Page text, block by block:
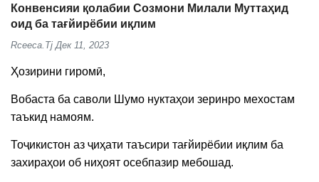
Конвенсияи қолабии Созмони Милали Муттаҳид
оид ба тағйирёбии иқлим
Rceeca.tj Дек 11, 2023
Ҳозирини гиромӣ,
Вобаста ба саволи Шумо нуктаҳои зеринро мехостам
таъкид намоям.
Тоҷикистон аз ҷиҳати таъсири тағйирёбии иқлим ба
захираҳои об ниҳоят осебпазир мебошад.